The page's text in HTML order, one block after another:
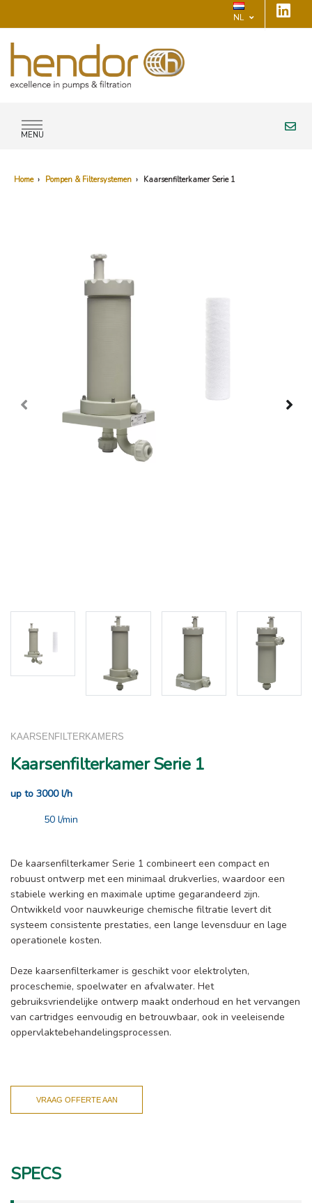
NL
MENU
Home › Pompen & Filtersystemen › Kaarsenfilterkamer Serie 1
KAARSENFILTERKAMERS
Kaarsenfilterkamer Serie 1
up to 3000 l/h
50 l/min
De kaarsenfilterkamer Serie 1 combineert een compact en
robuust ontwerp met een minimaal drukverlies, waardoor een
stabiele werking en maximale uptime gegarandeerd zijn.
Ontwikkeld voor nauwkeurige chemische filtratie levert dit
systeem consistente prestaties, een lange levensduur en lage
operationele kosten.
Deze kaarsenfilterkamer is geschikt voor elektrolyten,
proceschemie, spoelwater en afvalwater. Het
gebruiksvriendelijke ontwerp maakt onderhoud en het vervangen
van cartridges eenvoudig en betrouwbaar, ook in veeleisende
oppervlaktebehandelingsprocessen.
VRAAG OFFERTE AAN
SPECS